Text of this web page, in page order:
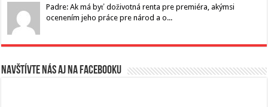
Padre: Ak má byť doživotná renta pre premiéra, akýmsi
ocenením jeho práce pre národ a o...
Navštívte nás aj na Facebooku